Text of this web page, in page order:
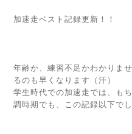
加速走ベスト記録更新！！
年齢か、練習不足かわかりま
るのも早くなります（汗）
学生時代での加速走では、も
調時期でも、この記録以下でし